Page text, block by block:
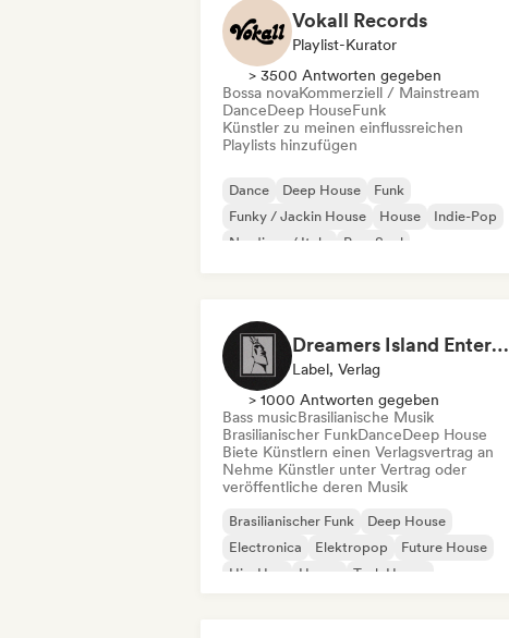
Vokall Records
Playlist-Kurator
> 3500 Antworten gegeben
Bossa novaKommerziell / Mainstream
DanceDeep HouseFunk
Künstler zu meinen einflussreichen
Playlists hinzufügen
Dance Deep House
Funk
Funky / Jackin House
House
Indie-Pop
Nu-disco / Italo
Pop-Soul
Dreamers Island Entertainment
Label, Verlag
> 1000 Antworten gegeben
Bass musicBrasilianische Musik
Brasilianischer FunkDanceDeep House
Biete Künstlern einen Verlagsvertrag an
Nehme Künstler unter Vertrag oder
veröffentliche deren Musik
Brasilianischer Funk
Deep House
Electronica
Elektropop
Future House
Hip-Hop
House Tech House